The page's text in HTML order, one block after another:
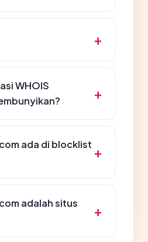
WHOIS
ada di blocklist
adalah situs